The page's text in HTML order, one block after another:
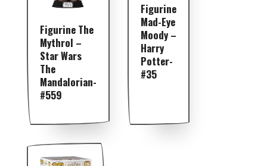
Figurine The
Mythrol –
Star Wars
The
Mandalorian-
#559
Figurine
Mad-Eye
Moody –
Harry
Potter-
#35